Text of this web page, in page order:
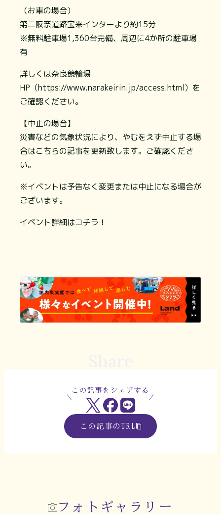
（お車の場合）
第二阪奈道路宝来インターより約15分
※無料駐車場1,360台完備、周辺に4か所の駐車場
有
詳しくは奈良競輪場
HP（https://www.narakeirin.jp/access.html）を
ご確認ください。
【中止の場合】
災害などの気象状況により、やむをえず中止する場
合はこちらの記事を更新致します。ご確認くださ
い。
※イベントは予告なく変更または中止になる場合が
ございます。
イベント詳細はコチラ！
この記事をシェアする
この記事のURL
フォトギャラリー